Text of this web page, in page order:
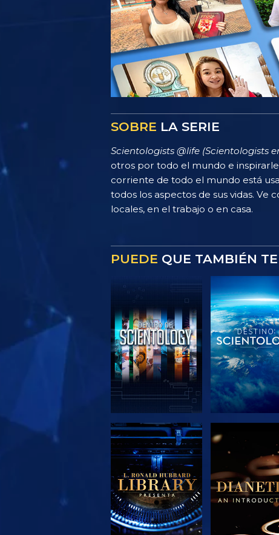
SOBRE LA SERIE
Scientologists @life (Scientologists
otros por todo el mundo e
corriente de todo el mundo está
todos los aspectos de sus vidas. Ve
locales, en el trabajo o en casa.
PUEDE QUE TAMBIÉN
EXPLORA LAS
SERIES
EXPLORA
SERIES